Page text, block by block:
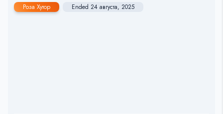
Роза Хутор Ended 24 августа, 2025